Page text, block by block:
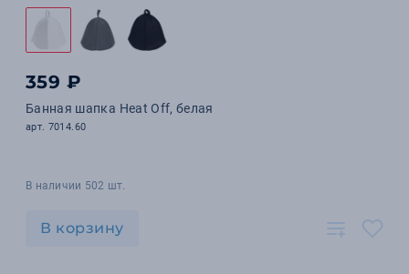
359 ₽
Банная шапка Heat Off, белая
арт. 7014.60
В наличии 502 шт.
В корзину